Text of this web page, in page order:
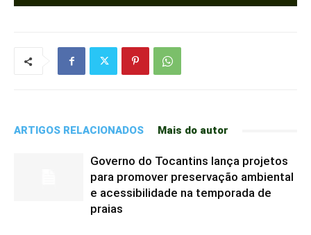
ARTIGOS RELACIONADOS Mais do autor
Governo do Tocantins lança projetos
para promover preservação ambiental
e acessibilidade na temporada de
praias